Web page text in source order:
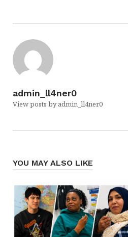
admin_ll4ner0
View posts by admin_ll4ner0
YOU MAY ALSO LIKE